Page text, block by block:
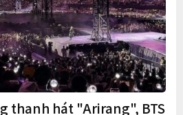
thanh hát "Arirang", BTS